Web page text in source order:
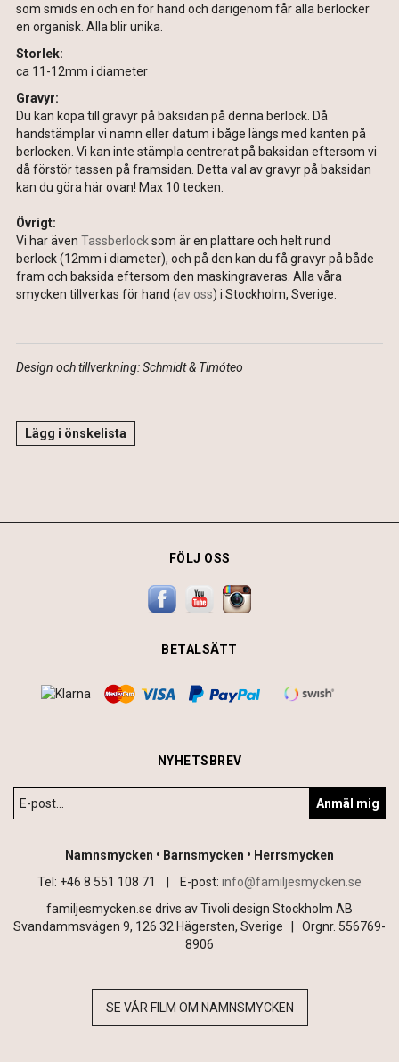
som smids en och en för hand och därigenom får alla berlocker
en organisk. Alla blir unika.
Storlek:
ca 11-12mm i diameter
Gravyr:
Du kan köpa till gravyr på baksidan på denna berlock. Då
handstämplar vi namn eller datum i båge längs med kanten på
berlocken. Vi kan inte stämpla centrerat på baksidan eftersom vi
då förstör tassen på framsidan. Detta val av gravyr på baksidan
kan du göra här ovan! Max 10 tecken.
Övrigt:
Vi har även Tassberlocksom är en plattare och helt rund
berlock (12mm i diameter), och på den kan du få gravyr på både
fram och baksida eftersom den maskingraveras. Alla våra
smycken tillverkas för hand (av oss) i Stockholm, Sverige.
Design och tillverkning: Schmidt & Timóteo
Lägg i önskelista
BETALSÄTT
FÖLJ OSS
NYHETSBREV
Anmäl mig
Namnsmycken • Barnsmycken • Herrsmycken
Tel: +46 8 551 108 71 |
E-post: info@familjesmycken.se
familjesmycken.se drivs av Tivoli design Stockholm AB
Svandammsvägen 9, 126 32 Hägersten, Sverige | Orgnr. 556769-
8906
SE VÅR FILM OM NAMNSMYCKEN